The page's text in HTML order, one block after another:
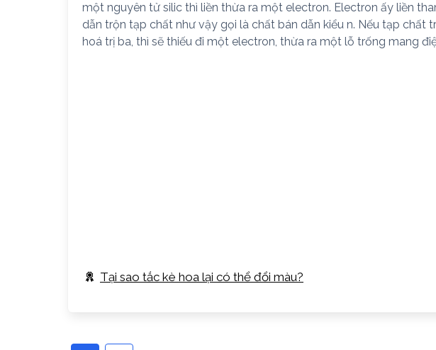
một nguyên tử silic thì liền thừa ra một electron. Electron ấy liền
dẫn trộn tạp chất như vậy gọi là chất bán dẫn kiểu n. Nếu tạp chất
hoá trị ba, thì sẽ thiếu đi một electron, thừa ra một lỗ trống mang
Tại sao tắc kè hoa lại có thể đổi màu?